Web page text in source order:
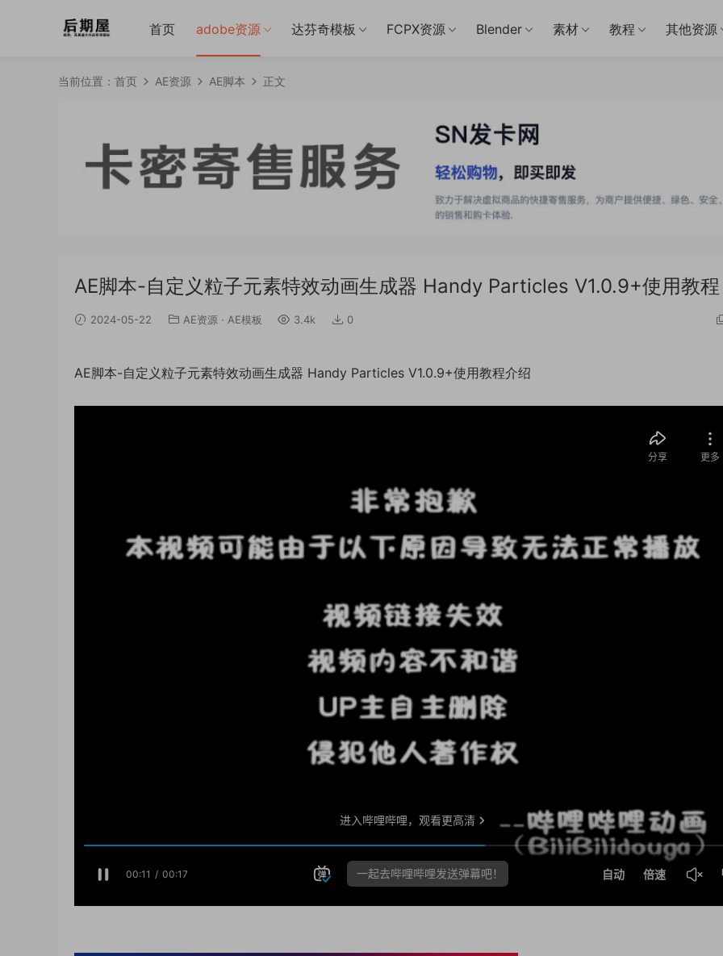
首页 adobe资源 达芬奇模板 FCPX资源 Blender 素材 教程 其他资源
当前位置： 首页 AE资源 AE脚本 正文
AE脚本-自定义粒子元素特效动画生成器 Handy Particles V1.0.9+使用教程
2024-05-22 AE资源 · AE模板 3.4k 0
AE脚本-自定义粒子元素特效动画生成器 Handy Particles V1.0.9+使用教程介绍